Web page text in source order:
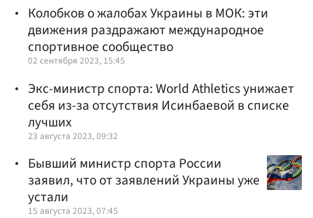
Колобков о жалобах Украины в МОК: эти
движения раздражают международное
спортивное сообщество
02 сентября 2023, 15:45
Экс-министр спорта: World Athletics унижает
себя из-за отсутствия Исинбаевой в списке
лучших
23 августа 2023, 09:32
Бывший министр спорта России
заявил, что от заявлений Украины уже
устали
15 августа 2023, 07:45